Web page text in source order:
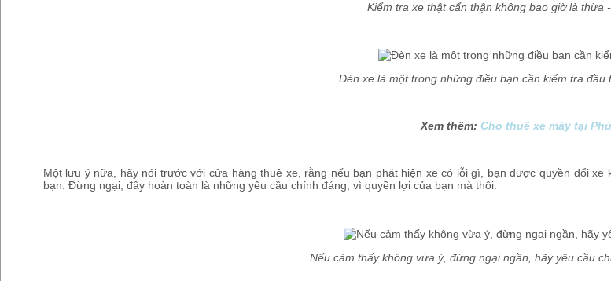
Kiểm tra xe thật cẩn thận không bao giờ là thừa
Đèn xe là một trong những điều bạn cần kiểm tra đầu
Xem thêm: Cho thuê xe máy tại
Một lưu ý nữa, hãy nói trước với cửa hàng thuê xe, rằng nếu bạn phát hiện xe có lỗi gì, bạn được quyền đổi
bạn. Đừng ngại, đây hoàn toàn là những yêu cầu chính đáng, vì quyền lợi của bạn mà thôi.
Nếu cảm thấy không vừa ý, đừng ngại ngần, hãy yêu cầu